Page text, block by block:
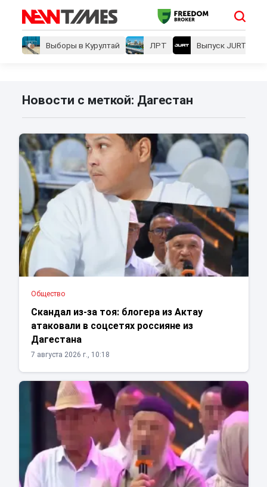
Выборы в Курултай ЛРТ Выпуск JURT
Новости с меткой: Дагестан
Общество
Скандал из-за тоя: блогера из Актау
атаковали в соцсетях россияне из
Дагестана
7 августа 2026 г., 10:18